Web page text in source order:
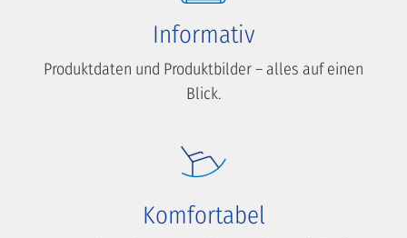
Informativ
Produktdaten und Produktbilder – alles auf einen
Blick.
Komfortabel